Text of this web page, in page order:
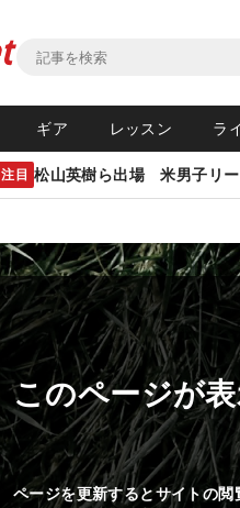
ギア レッスン ラ
注目 松山英樹ら出場 米男子リー
このページが
ページを更新するとサイトの閲